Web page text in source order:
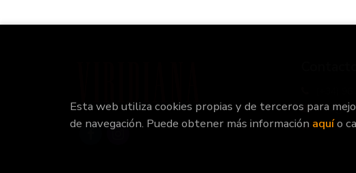
Esta web utiliza cookies propias y de terceros para
de navegación. Puede obtener más información aquío